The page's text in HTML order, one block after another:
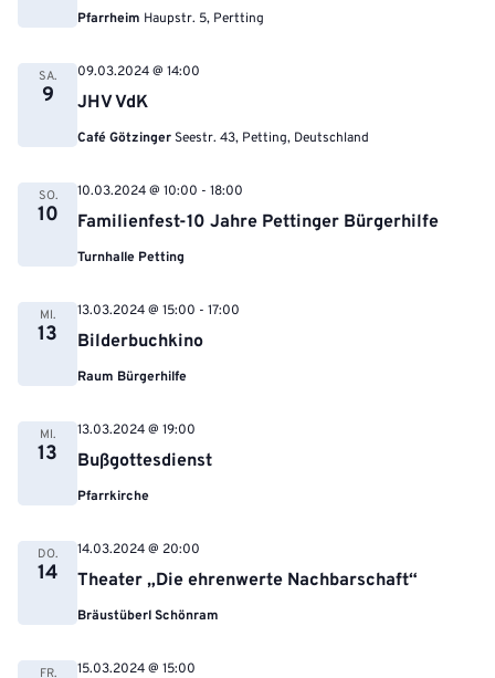
Pfarrheim Haupstr. 5, Pertting
SA.
9 JHV VdK
09.03.2024 @ 14:00
Café Götzinger Seestr. 43, Petting, Deutschland
SO.
10 Familienfest-10 Jahre Pettinger Bürgerhilfe
10.03.2024 @ 10:00 - 18:00
Turnhalle Petting
MI.
13 Bilderbuchkino
13.03.2024 @ 15:00 - 17:00
Raum Bürgerhilfe
MI.
13 Bußgottesdienst
13.03.2024 @ 19:00
Pfarrkirche
DO.
14 Theater „Die ehrenwerte Nachbarschaft“
14.03.2024 @ 20:00
Bräustüberl Schönram
FR. 15.03.2024 @ 15:00